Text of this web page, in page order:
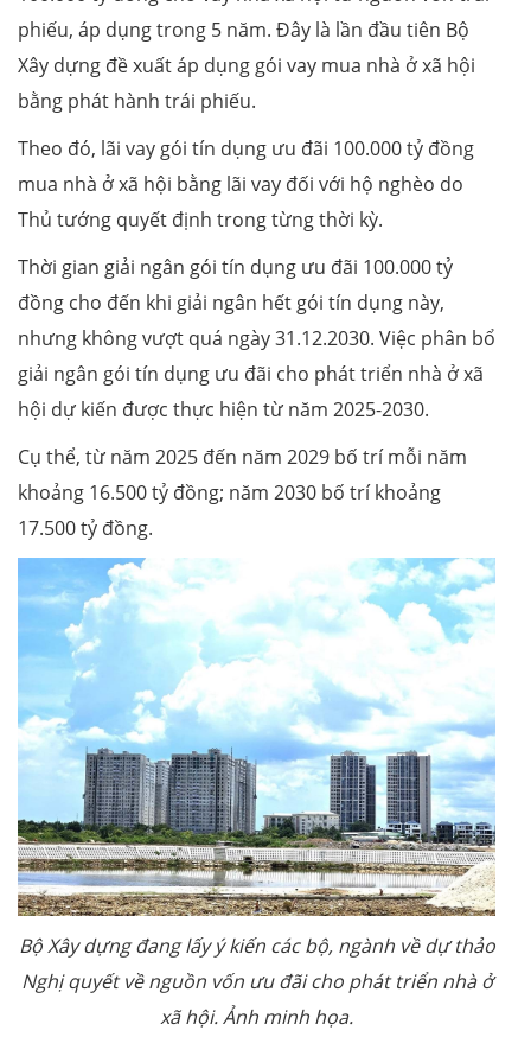
phiếu, áp dụng trong 5 năm. Đây là lần đầu tiên Bộ
Xây dựng đề xuất áp dụng gói vay mua nhà ở xã hội
bằng phát hành trái phiếu.
Theo đó, lãi vay gói tín dụng ưu đãi 100.000 tỷ đồng
mua nhà ở xã hội bằng lãi vay đối với hộ nghèo do
Thủ tướng quyết định trong từng thời kỳ.
Thời gian giải ngân gói tín dụng ưu đãi 100.000 tỷ
đồng cho đến khi giải ngân hết gói tín dụng này,
nhưng không vượt quá ngày 31.12.2030. Việc phân bổ
giải ngân gói tín dụng ưu đãi cho phát triển nhà ở xã
hội dự kiến được thực hiện từ năm 2025-2030.
Cụ thể, từ năm 2025 đến năm 2029 bố trí mỗi năm
khoảng 16.500 tỷ đồng; năm 2030 bố trí khoảng
17.500 tỷ đồng.
Bộ Xây dựng đang lấy ý kiến các bộ, ngành về dự thảo
Nghị quyết về nguồn vốn ưu đãi cho phát triển nhà ở
xã hội.Ảnh minh họa.